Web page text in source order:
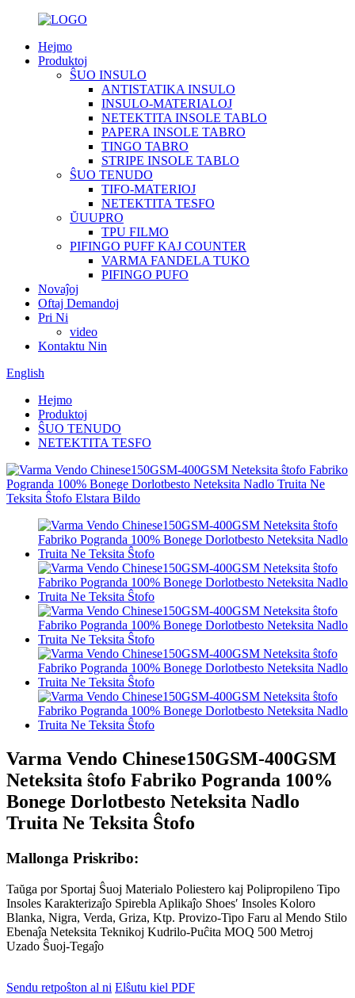
Hejmo
Produktoj
ŜUO INSULO
ANTISTATIKA INSULO
INSULO-MATERIALOJ
NETEKTITA INSOLE TABLO
PAPERA INSOLE TABRO
TINGO TABRO
STRIPE INSOLE TABLO
ŜUO TENUDO
TIFO-MATERIOJ
NETEKTITA TESFO
ŬUUPRO
TPU FILMO
PIFINGO PUFF KAJ COUNTER
VARMA FANDELA TUKO
PIFINGO PUFO
Novaĵoj
Oftaj Demandoj
Pri Ni
video
Kontaktu Nin
English
Hejmo
Produktoj
ŜUO TENUDO
NETEKTITA TESFO
Varma Vendo Chinese150GSM-400GSM
Neteksita ŝtofo Fabriko Pogranda 100%
Bonege Dorlotbesto Neteksita Nadlo
Truita Ne Teksita Ŝtofo
Mallonga Priskribo:
Taŭga por Sportaj Ŝuoj Materialo Poliestero kaj Polipropileno Tipo
Insoles Karakterizaĵo Spirebla Aplikaĵo Shoes′ Insoles Koloro
Blanka, Nigra, Verda, Griza, Ktp. Provizo-Tipo Faru al Mendo Stilo
Ebenaĵa Neteksita Teknikoj Kudrilo-Puĉita MOQ 500 Metroj
Uzado Ŝuoj-Tegaĵo
Sendu retpoŝton al ni Elŝutu kiel PDF